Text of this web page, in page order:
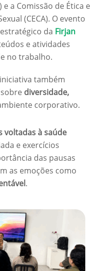
e a Comissão de Ética e
(CECA). O evento
da Firjan
e atividades
no trabalho.
também
diversidade,
corporativo.
voltadas à saúde
e exercícios
das pausas
as emoções como
.